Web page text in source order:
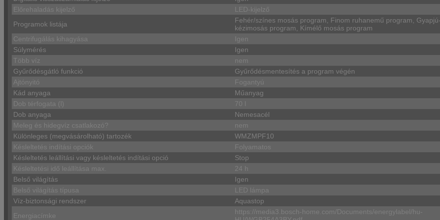
Előrehaladás kijelző
LED-kijelző
Programok listája
Fehér/színes mosás program, Finom ruhanemű program,
kézimosás program, Kímélő mosás program
Centrifugálás kihagyása
Igen
Súlymérés
Igen
Több víz
nem
Gyűrődésgátló funkció
Gyűrődésmentesítés a program végén
Ajtónyitó
Fogantyú
Kád anyaga
Műanyag
Dob térfogata (l)
70 l
Dob anyaga
Nemesacél
Meleg és hidegvíz csatlakozó?
nem
Különleges (megvásárolható) tartozék
WMZMPF10
Késleltetés indítási opciók
Folyamatos
Késleltetés leállítási vagy késleltetés indítási opció
Stop
Késleltetési idő leállítása max.
24 h
Belső világítás
Igen
Belső világítás típusa
LED lámpa
Víz-biztonsági rendszer
Aquastop
Energiacímke
https://media3.bosch-home.com/Documents/energylabel/hu-